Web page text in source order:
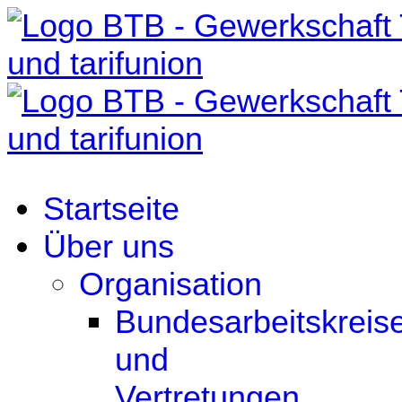
Startseite
Über uns
Organisation
und